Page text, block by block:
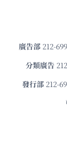
廣告部212-
分類廣告
發⾏部 212-